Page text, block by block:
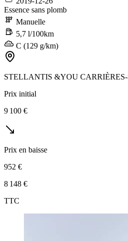
Essence sans plomb
Manuelle
5,7 l/100km
C (129 g/km)
STELLANTIS &YOU CARRIÈRES-
Prix initial
9 100 €
Prix en baisse
952 €
8 148 €
TTC